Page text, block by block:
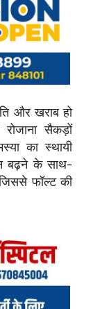
और खराब हो
सैकड़ों
का स्थायी
बढ़ने के साथ-
फॉल्ट की